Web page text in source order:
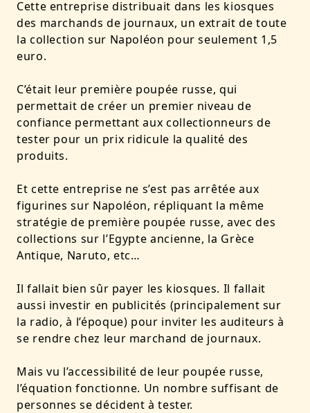
Cette entreprise distribuait dans les kiosques
des marchands de journaux, un extrait de toute
la collection sur Napoléon pour seulement 1,5
euro.
C’était leur première poupée russe, qui
permettait de créer un premier niveau de
confiance permettant aux collectionneurs de
tester pour un prix ridicule la qualité des
produits.
Et cette entreprise ne s’est pas arrêtée aux
figurines sur Napoléon, répliquant la même
stratégie de première poupée russe, avec des
collections sur l’Egypte ancienne, la Grèce
Antique, Naruto, etc…
Il fallait bien sûr payer les kiosques. Il fallait
aussi investir en publicités (principalement sur
la radio, à l’époque) pour inviter les auditeurs à
se rendre chez leur marchand de journaux.
Mais vu l’accessibilité de leur poupée russe,
l’équation fonctionne. Un nombre suffisant de
personnes se décident à tester.